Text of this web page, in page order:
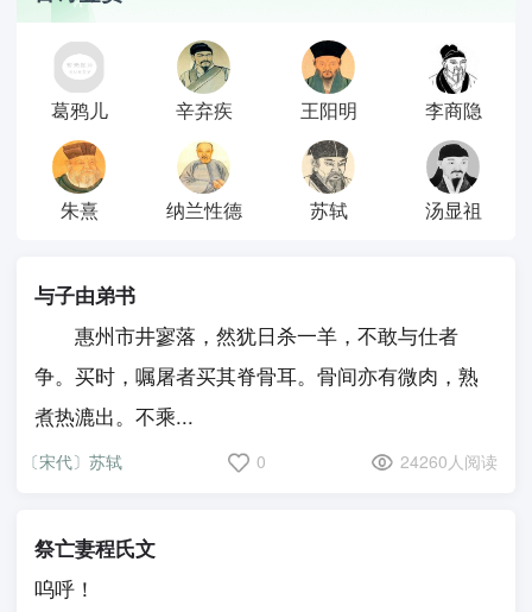
葛鸦儿 辛弃疾 王阳明 李商隐
朱熹 纳兰性德 苏轼 汤显祖
与子由弟书
惠州市井寥落，然犹日杀一羊，不敢与仕者
争。买时，嘱屠者买其脊骨耳。骨间亦有微肉，熟
煮热漉出。不乘...
〔宋代〕苏轼 0 24260人阅读
祭亡妻程氏文
呜呼！